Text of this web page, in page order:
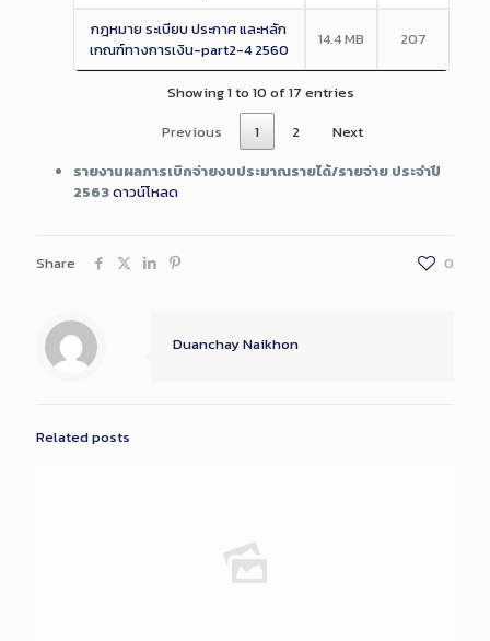
กฎหมาย ระเบียบ ประกาศ และหลัก
เกณฑ์ทางการเงิน-part2-4 2560
14.4 MB 207
Showing 1 to 10 of 17 entries
Previous
1 2
Next
รายงานผลการเบิกจ่ายงบประมาณรายได้/รายจ่าย ประจำปี
2563ดาวน์โหลด
Share 0
Duanchay Naikhon
Related posts